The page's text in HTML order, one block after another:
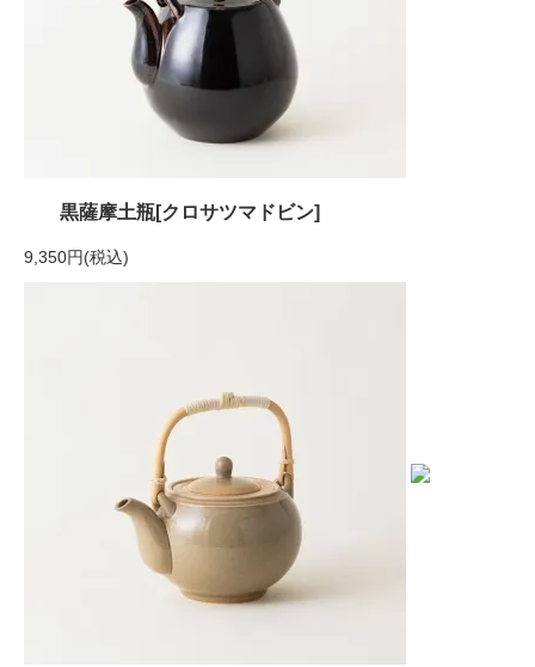
黒薩摩土瓶[クロサツマドビン]
9,350円(税込)